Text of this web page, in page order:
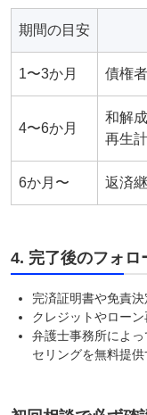
期間の目安
1〜3か月 債権
4〜6か月
和解
再生
6か月〜 返済
4. 完了後のフォロ
完済証明書や免責
クレジットやロー
弁護士事務所によ
セリングを無料提供